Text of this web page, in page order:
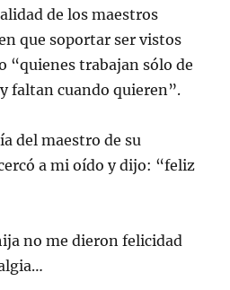
de los maestros
que soportar ser vistos
“quienes trabajan sólo de
faltan cuando quieren”.
del maestro de su
a mi oído y dijo: “feliz
no me dieron felicidad